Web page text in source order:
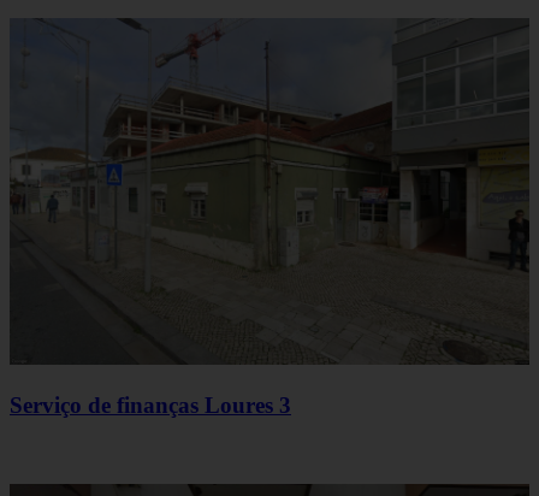
Serviço de finanças Loures 3